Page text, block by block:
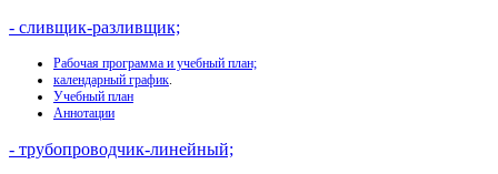
- сливщик-разливщик;
Рабочая программа и учебный план;
календарный график.
Учебный план
Аннотации
- трубопроводчик-линейный;